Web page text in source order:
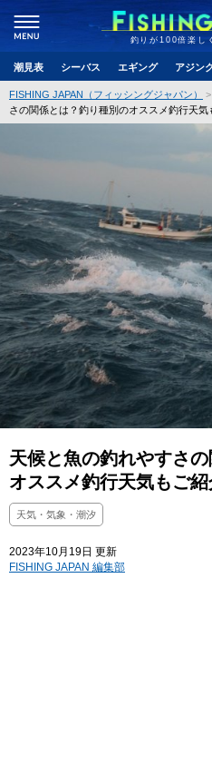
釣りが100倍楽し
潮見表 シーバス エギング アジン
FISHING JAPAN（フィッシングジャパン）
さの関係とは？釣り種別のオススメ釣行天気
天候と魚の釣れやすさ
オススメ釣行天気もご紹
天気・気象・潮汐
2023年10月19日 更新
FISHING JAPAN 編集部